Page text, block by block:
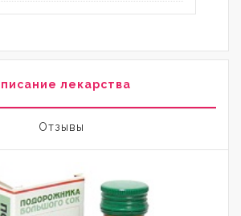
лекарства
Отзывы